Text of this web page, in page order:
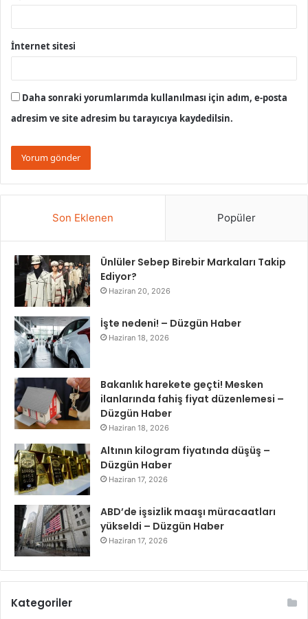
İnternet sitesi
Daha sonraki yorumlarımda kullanılması için adım, e-posta
adresim ve site adresim bu tarayıcıya kaydedilsin.
Son Eklenen Popüler
Ünlüler Sebep Birebir Markaları Takip
Ediyor?
Haziran 20, 2026
İşte nedeni! – Düzgün Haber
Haziran 18, 2026
Bakanlık harekete geçti! Mesken
ilanlarında fahiş fiyat düzenlemesi –
Düzgün Haber
Haziran 18, 2026
Altının kilogram fiyatında düşüş –
Düzgün Haber
Haziran 17, 2026
ABD’de işsizlik maaşı müracaatları
yükseldi – Düzgün Haber
Haziran 17, 2026
Kategoriler